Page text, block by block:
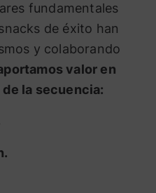
fundamentales
de éxito han
y colaborando
valor en
de la secuencia: